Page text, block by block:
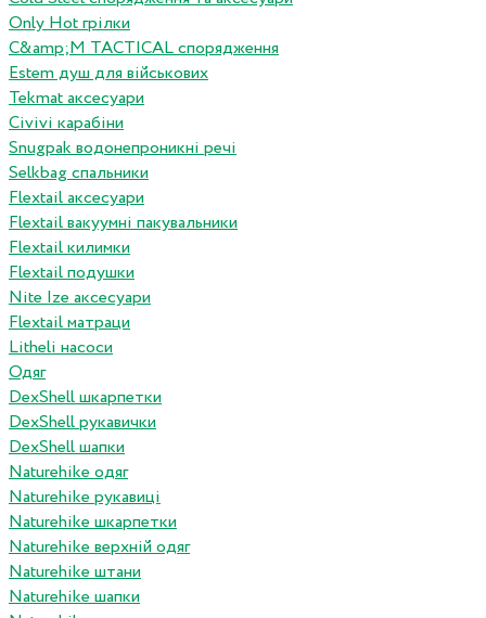
Only Hot грілки
C&amp;M TACTICAL спорядження
Estem душ для військових
Tekmat аксесуари
Сivivi карабіни
Snugpak водонепроникні речі
Selkbag спальники
Flextail аксесуари
Flextail вакуумні пакувальники
Flextail килимки
Flextail подушки
Nite Ize аксесуари
Flextail матраци
Litheli насоси
Одяг
DexShell шкарпетки
DexShell рукавички
DexShell шапки
Naturehike одяг
Naturehike рукавиці
Naturehike шкарпетки
Naturehike верхній одяг
Naturehike штани
Naturehike шапки